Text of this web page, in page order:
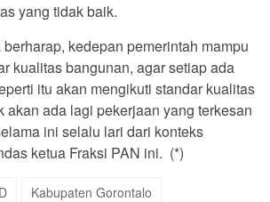
yang tidak baik.
kedepan pemerintah mampu
kualitas bangunan, agar setiap ada
itu akan mengikuti standar kualitas
akan ada lagi pekerjaan yang terkesan
ini selalu lari dari konteks
ketua Fraksi PAN ini. (*)
Kabupaten Gorontalo